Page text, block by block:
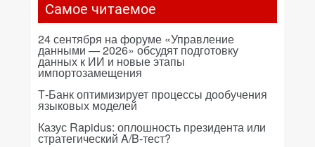
Самое читаемое
24 сентября на форуме «Управление
данными — 2026» обсудят подготовку
данных к ИИ и новые этапы
импортозамещения
Т-Банк оптимизирует процессы дообучения
языковых моделей
Казус Rapidus: оплошность президента или
стратегический A/B-тест?